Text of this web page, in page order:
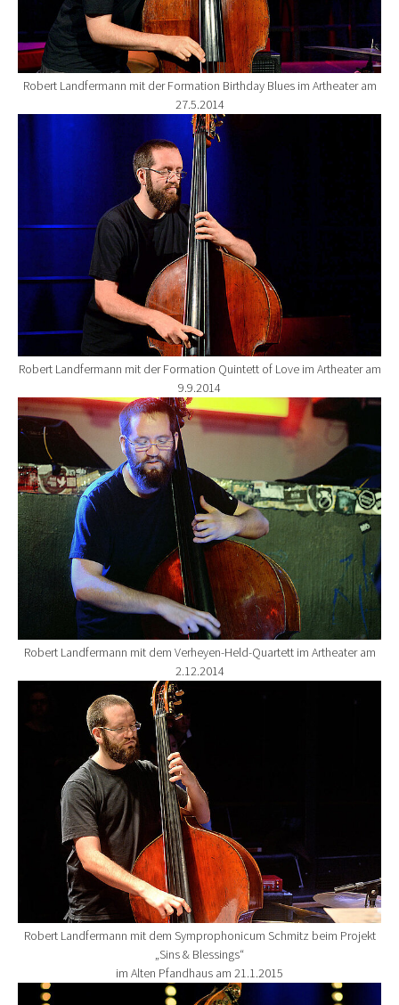
Robert Landfermann mit der Formation Birthday Blues im Artheater am
27.5.2014
Show larger version for:
Robert Landfermann mit der Formation Quintett of Love im Artheater am
9.9.2014
Show larger version for:
Robert Landfermann mit dem Verheyen-Held-Quartett im Artheater am
2.12.2014
Show larger version for:
Robert Landfermann mit dem Symprophonicum Schmitz beim Projekt
„Sins & Blessings“
im Alten Pfandhaus am 21.1.2015
Show larger version for: